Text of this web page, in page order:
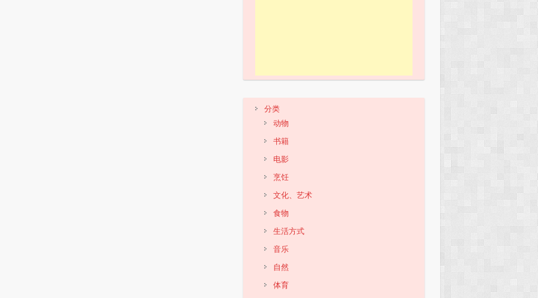
分类
动物
书籍
电影
烹饪
文化、艺术
食物
生活方式
音乐
自然
体育